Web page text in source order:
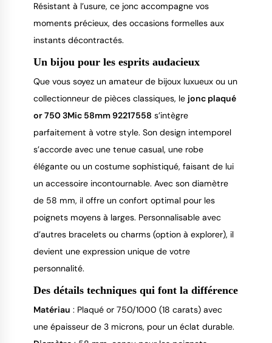
Résistant à l’usure, ce jonc accompagne vos
moments précieux, des occasions formelles aux
instants décontractés.
Un bijou pour les esprits audacieux
Que vous soyez un amateur de bijoux luxueux ou un
collectionneur de pièces classiques, le jonc plaqué
or 750 3Mic 58mm 92217558 s’intègre
parfaitement à votre style. Son design intemporel
s’accorde avec une tenue casual, une robe
élégante ou un costume sophistiqué, faisant de lui
un accessoire incontournable. Avec son diamètre
de 58 mm, il offre un confort optimal pour les
poignets moyens à larges. Personnalisable avec
d’autres bracelets ou charms (option à explorer), il
devient une expression unique de votre
personnalité.
Des détails techniques qui font la différence
Matériau : Plaqué or 750/1000 (18 carats) avec
une épaisseur de 3 microns, pour un éclat durable.